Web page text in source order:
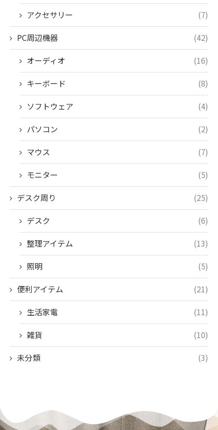
アクセサリー
(7)
PC周辺機器
(42)
オーディオ
(16)
キーボード
(8)
ソフトウェア
(4)
パソコン
(2)
マウス
(7)
モニター
(5)
デスク周り
(25)
デスク
(6)
整理アイテム
(13)
照明
(5)
便利アイテム
(21)
生活家電
(11)
雑貨
(10)
未分類
(3)